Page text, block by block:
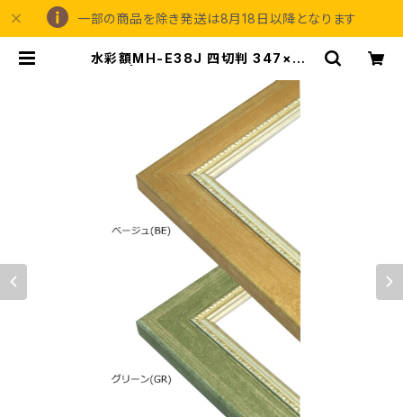
一部の商品を除き発送は8月18日以降となります
水彩額MH-E38J 四切判 347×42